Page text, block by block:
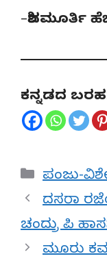
–ಶಿವಮೂರ್ತಿ
ಕನ್ನಡದ
ಪಂಜು-
ದಸರಾ
ಚಂದ್ರು ಪಿ
ಮೂರು